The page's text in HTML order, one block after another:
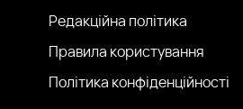
Редакційна політика
Правила користування
Політика конфіденційності